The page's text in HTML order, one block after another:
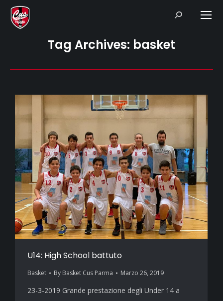
Search:
Tag Archives: basket
U14: High School battuto
Basket By Basket Cus Parma Marzo 26, 2019
23-3-2019 Grande prestazione degli Under 14 a